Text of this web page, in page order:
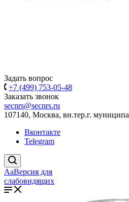
Задать вопрос
+7 (499) 753-05-48
Заказать звонок
secnrs@secnrs.ru
107140, Москва, вн.тер.г.
Вконтакте
Telegram
AaВерсия для
слабовидящих